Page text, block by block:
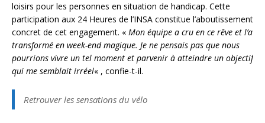
loisirs pour les personnes en situation de handicap. Cette
participation aux 24 Heures de l’INSA constitue l’aboutissement
concret de cet engagement. « Mon équipe a cru en ce rêve et l’a
transformé en week-end magique. Je ne pensais pas que nous
pourrions vivre un tel moment et parvenir à atteindre un objectif
qui me semblait irréel« , confie-t-il.
Retrouver les sensations du vélo